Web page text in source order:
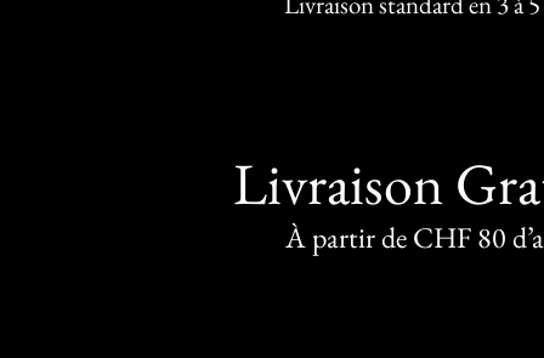
Livraison
À partir de CHF 80